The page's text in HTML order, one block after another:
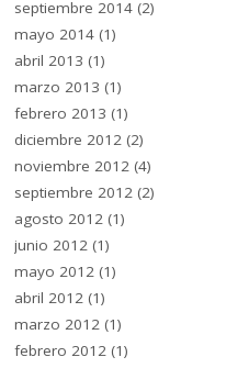
septiembre 2014 (2)
mayo 2014 (1)
abril 2013 (1)
marzo 2013 (1)
febrero 2013 (1)
diciembre 2012 (2)
noviembre 2012 (4)
septiembre 2012 (2)
agosto 2012 (1)
junio 2012 (1)
mayo 2012 (1)
abril 2012 (1)
marzo 2012 (1)
febrero 2012 (1)